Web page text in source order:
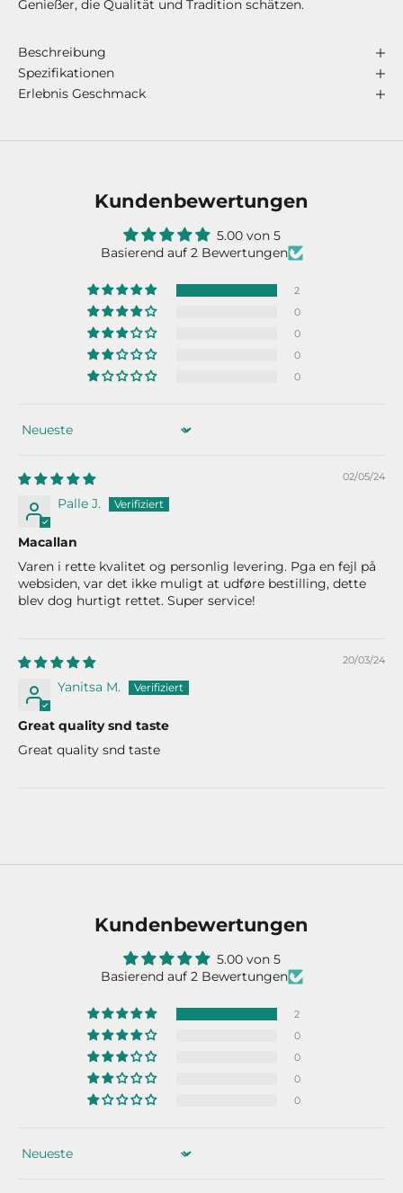
Genießer, die Qualität und Tradition schätzen.
Beschreibung
Spezifikationen
Erlebnis Geschmack
Kundenbewertungen
5.00 von 5
Basierend auf 2 Bewertungen
2
0
0
0
0
Sort by
02/05/24
Palle J.
Macallan
Varen i rette kvalitet og personlig levering. Pga en fejl på
websiden, var det ikke muligt at udføre bestilling, dette
blev dog hurtigt rettet. Super service!
20/03/24
Yanitsa M.
Great quality snd taste
Great quality snd taste
Kundenbewertungen
5.00 von 5
Basierend auf 2 Bewertungen
2
0
0
0
0
Sort by